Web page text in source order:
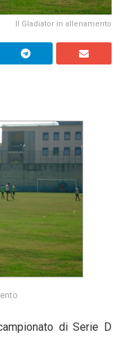
Il Gladiator in allenamento
di Serie D